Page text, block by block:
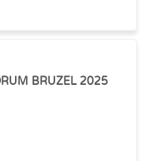
BRUZEL 2025